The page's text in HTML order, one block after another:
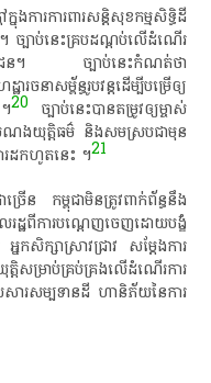
នុង​ការ​ការពារ​សន្តិសុខ​កម្មសិទ្ធិ​ដី
ច្បាប់​នេះ​គ្របដណ្តប់​លើ​ដំណើរ
ធិឯកជន​។​ ច្បាប់​នេះ​កំណត់​ថា​
ចនាសម្ព័ន្ធ​រូប​វន្ត​ដើម្បី​បម្រើ​ឲ្យ​
20 ​ ច្បាប់​នេះ​បាន​តម្រូវ​ឲ្យ​ម្ចាស់​
ង​យុត្តិធម៌​ និង​សម​ស្រប​ជា​មុន​
រ​ដកហូត​នេះ​ ។​21
រើន​ កម្ពុជា​មិន​ត្រូវ​ពាក់ព័ន្ធ​នឹង​
ដ្ឋ​ពី​ការ​បណ្តេញចេញ​ដោយ​បង្ខំ​
អ្នក​សិក្សា​ស្រាវជ្រាវ​ សម្តែង​ការ​
សម្រាប់​គ្រប់គ្រង​លើ​ដំណើរការ​
ារ​សម្បទាន​ដី​ ហានិភ័យ​នៃ​ការ​